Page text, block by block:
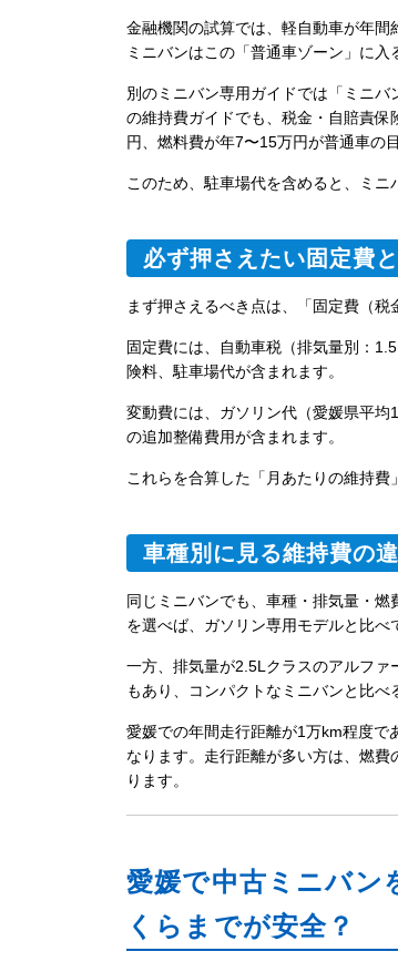
金融機関の試算では、軽自動車が年間
ミニバンはこの「普通車ゾーン」に
別のミニバン専用ガイドでは「ミニ
の維持費ガイドでも、税金・自賠責
円、燃料費が年7〜15万円が普通車の
このため、駐車場代を含めると、ミニ
必ず押さえたい固定費
まず押さえるべき点は、「固定費（
固定費には、自動車税（排気量別：
険料、駐車場代が含まれます。
変動費には、ガソリン代（愛媛県平
の追加整備費用が含まれます。
これらを合算した「月あたりの維持費
車種別に見る維持費の
同じミニバンでも、車種・排気量・
を選べば、ガソリン専用モデルと比べ
一方、排気量が2.5Lクラスのアルフ
もあり、コンパクトなミニバンと比べ
愛媛での年間走行距離が1万km程度で
なります。走行距離が多い方は、燃
ります。
愛媛で中古ミニバン
くらまでが安全？